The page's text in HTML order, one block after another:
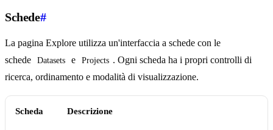
Schede#
La pagina Explore utilizza un'interfaccia a schede con le
schede
Datasets e Projects . Ogni scheda ha i propri controlli di
ricerca, ordinamento e modalità di visualizzazione.
Scheda Descrizione